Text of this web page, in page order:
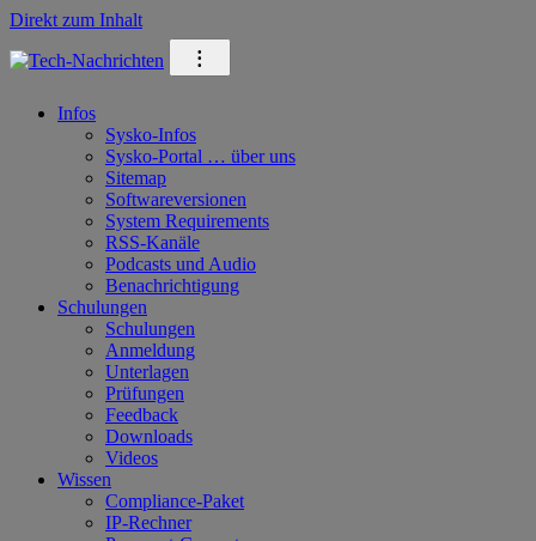
Direkt zum Inhalt
⁝
Infos
Sysko-Infos
Sysko-Portal … über uns
Sitemap
Softwareversionen
System Requirements
RSS-Kanäle
Podcasts und Audio
Benachrichtigung
Schulungen
Schulungen
Anmeldung
Unterlagen
Prüfungen
Feedback
Downloads
Videos
Wissen
Compliance-Paket
IP-Rechner